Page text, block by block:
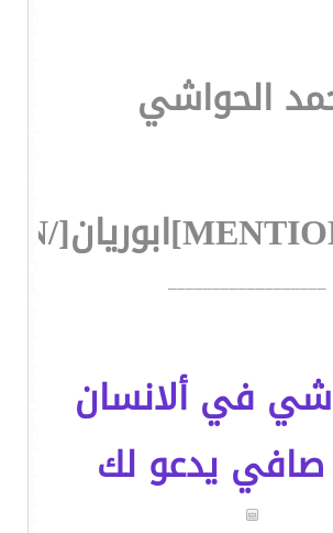
الحواشي
__________________
في ألانسان
يدعو لك